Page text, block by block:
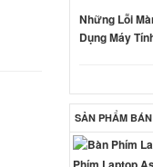
Những Lỗi
Dụng Máy
SẢN PHẨM